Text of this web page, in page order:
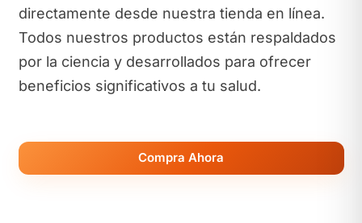
directamente desde nuestra tienda en línea.
Todos nuestros productos están respaldados
por la ciencia y desarrollados para ofrecer
beneficios significativos a tu salud.
Compra Ahora